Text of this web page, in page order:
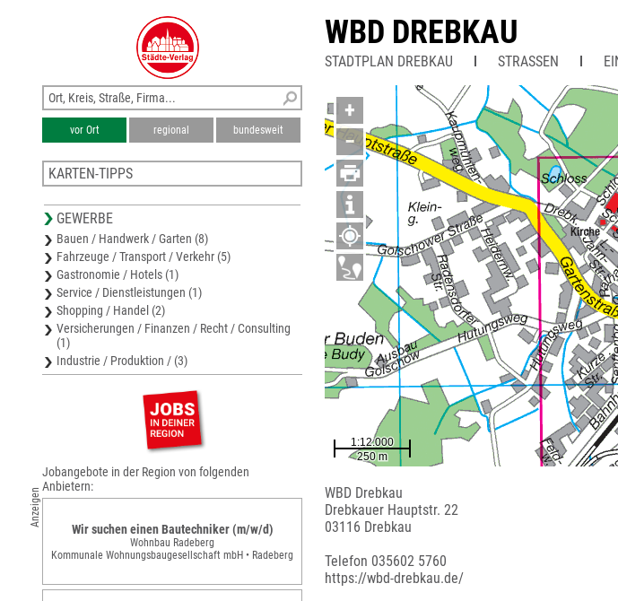
WBD DREBKAU
STADTPLAN DREBKAU STRASSEN
+
−
WBD Drebkau
Drebkauer Hauptstr. 22
03116 Drebkau
Telefon 035602 5760
https://wbd-drebkau.de/
vor Ort regional bundesweit
KARTEN-TIPPS
Stadtplan Cottbus
Stadtplan Spremberg
Stadtplan Vetschau/Spreewald
Stadtplan Hoyerswerda
GEWERBE
Bauen / Handwerk / Garten (8)
Fahrzeuge / Transport / Verkehr (5)
Gastronomie / Hotels (1)
Service / Dienstleistungen (1)
Shopping / Handel (2)
Versicherungen / Finanzen / Recht / Consulting
(1)
Industrie / Produktion / (3)
Anzeigen
Jobangebote in der Region von folgenden
Anbietern:
Wir suchen einen Bautechniker (m/w/d)
Wohnbau Radeberg
Kommunale Wohnungsbaugesellschaft mbH • Radeberg